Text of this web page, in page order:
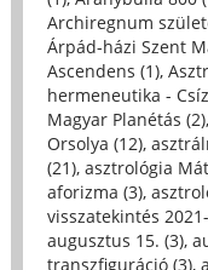
Archiregnum
Árpád-házi Szent
Ascendens (1),
hermeneutika -
Magyar Planétás (2),
Orsolya (12),
(21), asztrológia
aforizma (3),
visszatekintés
augusztus 15. (3),
transzfiguráció (3),